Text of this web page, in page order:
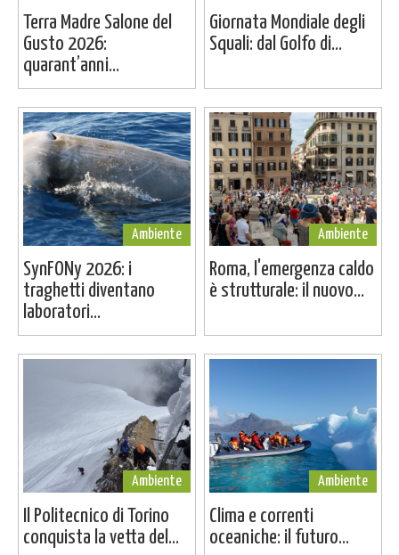
Terra Madre Salone del
Gusto 2026:
quarant’anni...
Giornata Mondiale degli
Squali: dal Golfo di...
Ambiente
SynFONy 2026: i
traghetti diventano
laboratori...
Ambiente
Roma, l'emergenza caldo
è strutturale: il nuovo...
Ambiente
Il Politecnico di Torino
conquista la vetta del...
Ambiente
Clima e correnti
oceaniche: il futuro...